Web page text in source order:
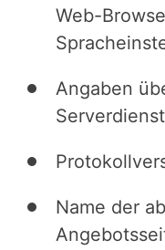
Web-
Angaben
Name der